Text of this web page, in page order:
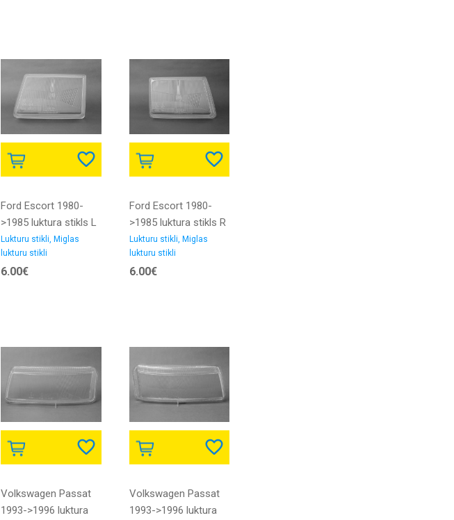
Ford Escort 1980-
>1985 luktura stikls L
Lukturu stikli, Miglas
lukturu stikli
6.00€
Ford Escort 1980-
>1985 luktura stikls R
Lukturu stikli, Miglas
lukturu stikli
6.00€
Volkswagen Passat
1993->1996 luktura
Volkswagen Passat
1993->1996 luktura